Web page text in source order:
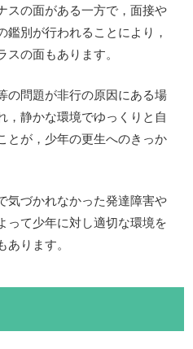
スの面がある一方で，面接や
別が行われることにより，
の面もあります。
の問題が非行の原因にある場
，静かな環境でゆっくりと自
とが，少年の更生へのきっか
気づかれなかった発達障害や
って少年に対し適切な環境を
ります。